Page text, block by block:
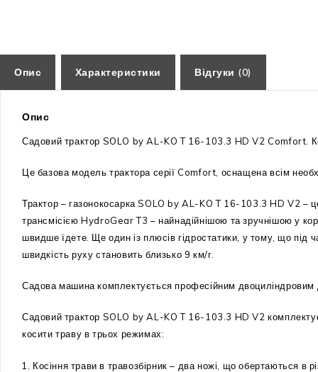
Опис Характеристики Відгуки (0)
Опис
Садовий трактор SOLO by AL-KO T 16-103.3 HD V2 Comfort.
Це базова модель трактора серії Comfort, оснащена всім
Трактор – газонокосарка SOLO by AL-KO T 16-103.3 HD V2 –
трансмісією HydroGear T3 – найнадійнішою та зручнішою у
швидше їдете. Ще один із плюсів гідростатики, у тому, що під
швидкість руху становить близько 9 км/г.
Садова машина комплектується професійним
Садовий трактор SOLO by AL-KO T 16-103.3 HD V2
косити траву в трьох режимах:
Косіння трави в травозбірник – два ножі, що обертаються в